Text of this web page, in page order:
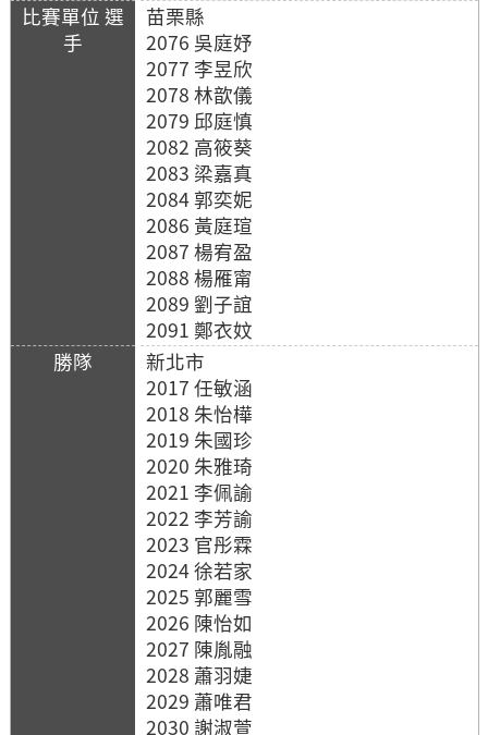
苗栗縣
2076 吳庭妤
2077 李昱欣
2078 林歆儀
2079 邱庭慎
2082 高筱葵
2083 梁嘉真
2084 郭奕妮
2086 黃庭瑄
2087 楊宥盈
2088 楊雁甯
2089 劉子誼
2091 鄭衣妏
新北市
2017 任敏涵
2018 朱怡樺
2019 朱國珍
2020 朱雅琦
2021 李佩諭
2022 李芳諭
2023 官彤霖
2024 徐若家
2025 郭麗雪
2026 陳怡如
2027 陳胤融
2028 蕭羽婕
2029 蕭唯君
2030 謝淑萱